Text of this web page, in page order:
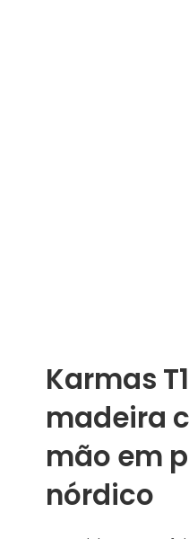
Karmas
madeira
mão em
nórdico